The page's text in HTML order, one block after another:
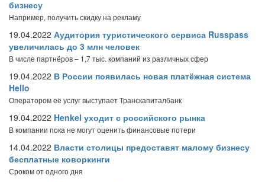
бизнесу
Например, получить скидку на рекламу
19.04.2022 Аудитория туристического сервиса Russpass
увеличилась до 3 млн человек
В числе партнёров – 1,7 тыс. компаний из различных сфер
19.04.2022 В России появилась новая платёжная система
Hello
Оператором её услуг выступает Транскапиталбанк
19.04.2022 Henkel уходит с российского рынка
В компании пока не могут оценить финансовые потери
14.04.2022 Власти столицы предоставят малому бизнесу
бесплатные коворкинги
Сроком от одного дня